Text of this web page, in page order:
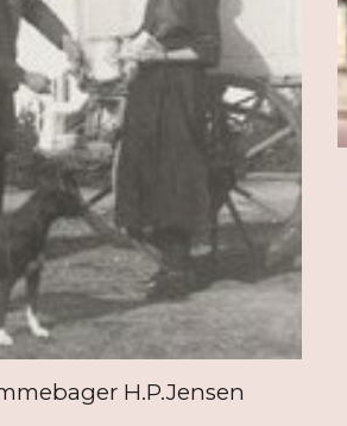
H.P.Jensen